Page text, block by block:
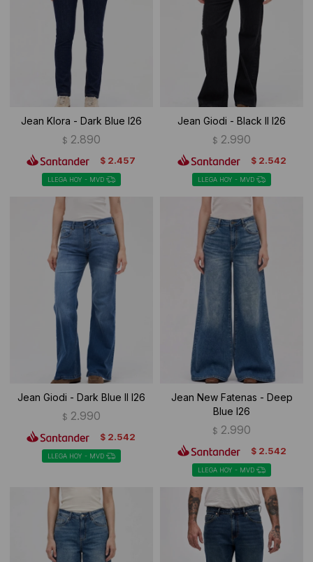
Jean Klora - Dark Blue I26
$ 2.890
$ 2.457
LLEGA HOY - MVD
Jean Giodi - Black II I26
$ 2.990
$ 2.542
LLEGA HOY - MVD
Jean Giodi - Dark Blue II I26
$ 2.990
$ 2.542
LLEGA HOY - MVD
Jean New Fatenas - Deep
Blue I26
$ 2.990
$ 2.542
LLEGA HOY - MVD